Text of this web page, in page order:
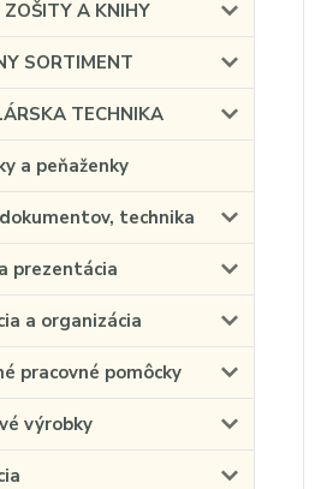
ZOŠITY A KNIHY
SORTIMENT
TECHNIKA
a peňaženky
technika
prezentácia
a organizácia
pracovné pomôcky
výrobky